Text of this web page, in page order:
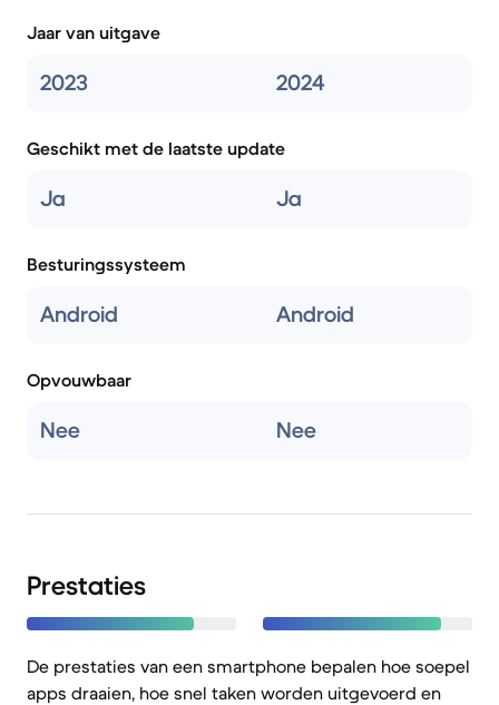
Jaar van uitgave
2023 2024
Geschikt met de laatste update
Ja Ja
Besturingssysteem
Android Android
Opvouwbaar
Nee Nee
Prestaties
De prestaties van een smartphone bepalen hoe soepel
apps draaien, hoe snel taken worden uitgevoerd en